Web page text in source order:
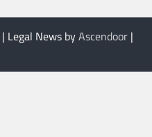
| Legal News byAscendoor |